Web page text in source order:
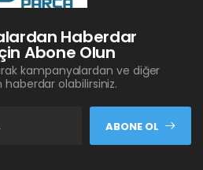
Haberdar
Abone Olun
kampanyalardan ve diğer
olabilirsiniz.
ABONE OL